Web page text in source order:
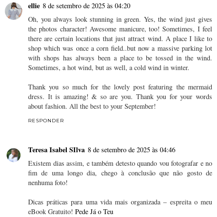
ellie 8 de setembro de 2025 às 04:20
Oh, you always look stunning in green. Yes, the wind just gives
the photos character! Awesome manicure, too! Sometimes, I feel
there are certain locations that just attract wind. A place I like to
shop which was once a corn field..but now a massive parking lot
with shops has always been a place to be tossed in the wind.
Sometimes, a hot wind, but as well, a cold wind in winter.
Thank you so much for the lovely post featuring the mermaid
dress. It is amazing! & so are you. Thank you for your words
about fashion. All the best to your September!
RESPONDER
Teresa Isabel SIlva 8 de setembro de 2025 às 04:46
Existem dias assim, e também detesto quando vou fotografar e no
fim de uma longo dia, chego à conclusão que não gosto de
nenhuma foto!
Dicas práticas para uma vida mais organizada – espreita o meu
eBook Gratuito! Pede Já o Teu